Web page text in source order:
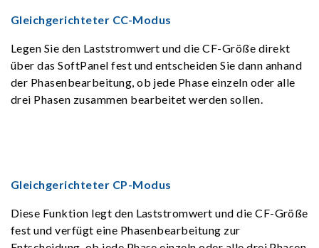
Gleichgerichteter CC-Modus
Legen Sie den Laststromwert und die CF-Größe direkt
über das SoftPanel fest und entscheiden Sie dann anhand
der Phasenbearbeitung, ob jede Phase einzeln oder alle
drei Phasen zusammen bearbeitet werden sollen.
Gleichgerichteter CP-Modus
Diese Funktion legt den Laststromwert und die CF-Größe
fest und verfügt eine Phasenbearbeitung zur